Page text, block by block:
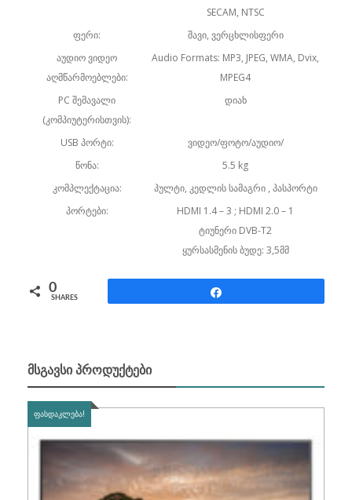
SECAM, NTSC
ფერი:
შავი, ვერცხლისფერი
აუდიო ვიდეო
აღმწარმოებლები:
Audio Formats: MP3, JPEG, WMA, Dvix,
MPEG4
PC შემავალი
(კომპიუტერისთვის):
დიახ
USB პორტი:
ვიდეო/ფოტო/აუდიო/
წონა:
5.5 kg
კომპლექტაცია:
პულტი, კედლის სამაგრი , პასპორტი
პორტები:
HDMI 1.4 – 3 ; HDMI 2.0 – 1
ტიუნერი DVB-T2
ყურსასმენის ბუდე: 3,5მმ
0
SHARES
ᲛᲡᲒᲐᲕᲡᲘ ᲞᲠᲝᲓᲣᲥᲢᲔᲑᲘ
ᲤᲐᲡᲓᲐᲙᲚᲔᲑᲐ!